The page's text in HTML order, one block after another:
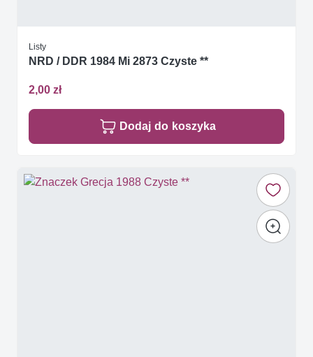
Listy
NRD / DDR 1984 Mi 2873 Czyste **
2,00 zł
Dodaj do koszyka